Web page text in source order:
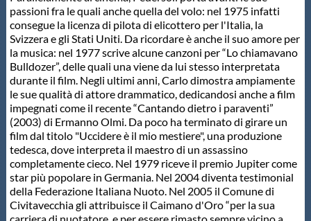
passioni fra le quali anche quella del volo: nel 1975 infatti
consegue la licenza di pilota di elicottero per l'Italia, la
Svizzera e gli Stati Uniti. Da ricordare è anche il suo amore per
la musica: nel 1977 scrive alcune canzoni per “Lo chiamavano
Bulldozer”, delle quali una viene da lui stesso interpretata
durante il film. Negli ultimi anni, Carlo dimostra ampiamente
le sue qualità di attore drammatico, dedicandosi anche a film
impegnati come il recente “Cantando dietro i paraventi”
(2003) di Ermanno Olmi. Da poco ha terminato di girare un
film dal titolo "Uccidere è il mio mestiere", una produzione
tedesca, dove interpreta il maestro di un assassino
completamente cieco. Nel 1979 riceve il premio Jupiter come
star più popolare in Germania. Nel 2004 diventa testimonial
della Federazione Italiana Nuoto. Nel 2005 il Comune di
Civitavecchia gli attribuisce il Caimano d'Oro “per la sua